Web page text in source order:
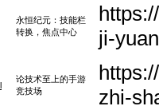
永恒纪元：技能栏
转换，焦点中心
ji-
论技术至上的手游
竞技场
zhi-